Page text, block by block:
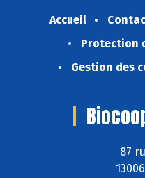
Accueil
Protection
Gestion des
87